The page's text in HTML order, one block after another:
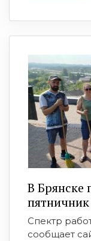
В Брянске
пятничник
Спектр
сообщает